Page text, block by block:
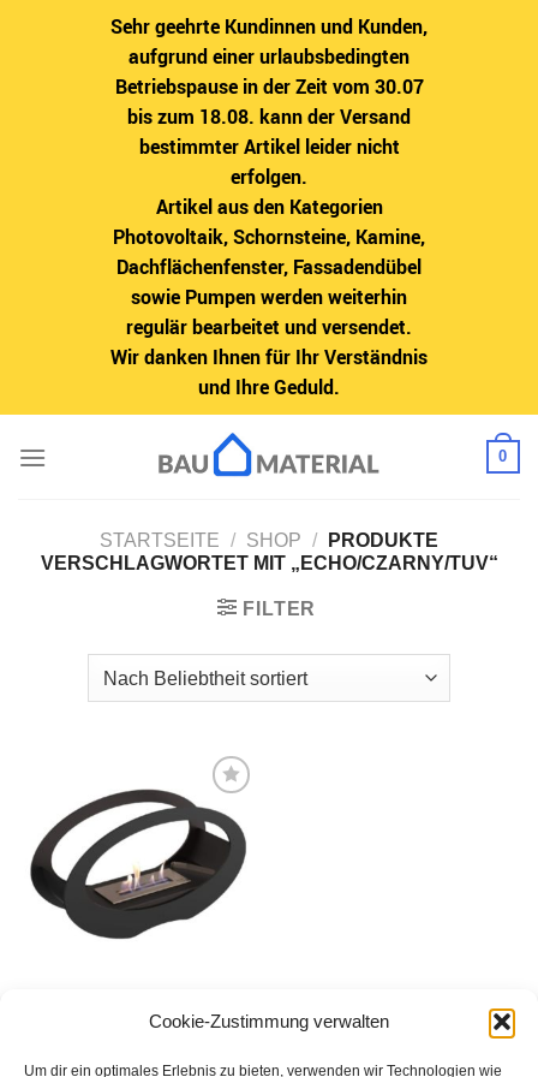
Sehr geehrte Kundinnen und Kunden,
aufgrund einer urlaubsbedingten
Betriebspause in der Zeit vom 30.07
bis zum 18.08. kann der Versand
bestimmter Artikel leider nicht
erfolgen.
Artikel aus den Kategorien
Photovoltaik, Schornsteine, Kamine,
Dachflächenfenster, Fassadendübel
sowie Pumpen werden weiterhin
regulär bearbeitet und versendet.
Wir danken Ihnen für Ihr Verständnis
und Ihre Geduld.
Cookie-Zustimmung verwalten
Um dir ein optimales Erlebnis zu bieten, verwenden wir Technologien wie
Inhalt
0
STARTSEITE / SHOP /
PRODUKTE
VERSCHLAGWORTET MIT „ECHO/CZARNY/TUV“
FILTER
Zur
Wunschliste
hinzufügen
Biokamin ECHO Schwarz